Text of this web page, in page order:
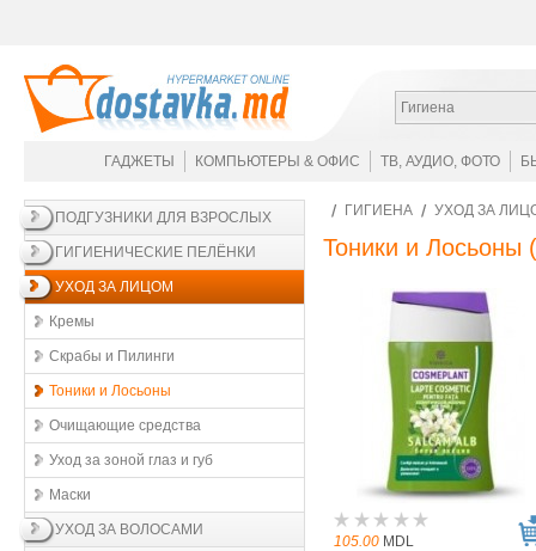
Гигиена
ГАДЖЕТЫ КОМПЬЮТЕРЫ & ОФИС ТВ, АУДИО, ФОТО
ПОДГУЗНИКИ ДЛЯ ВЗРОСЛЫХ
ГИГИЕНИЧЕСКИЕ ПЕЛЁНКИ
УХОД ЗА ЛИЦОМ
Кремы
Скрабы и Пилинги
Тоники и Лосьоны
Очищающие средства
Уход за зоной глаз и губ
Маски
УХОД ЗА ВОЛОСАМИ
ГИГИЕНА УХОД ЗА
Тоники и Лосьоны
105.00 MDL